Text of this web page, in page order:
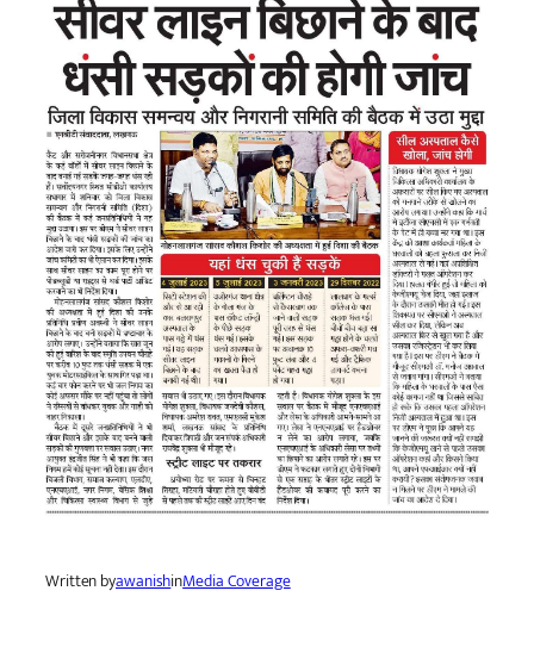
Written byawanishinMedia Coverage